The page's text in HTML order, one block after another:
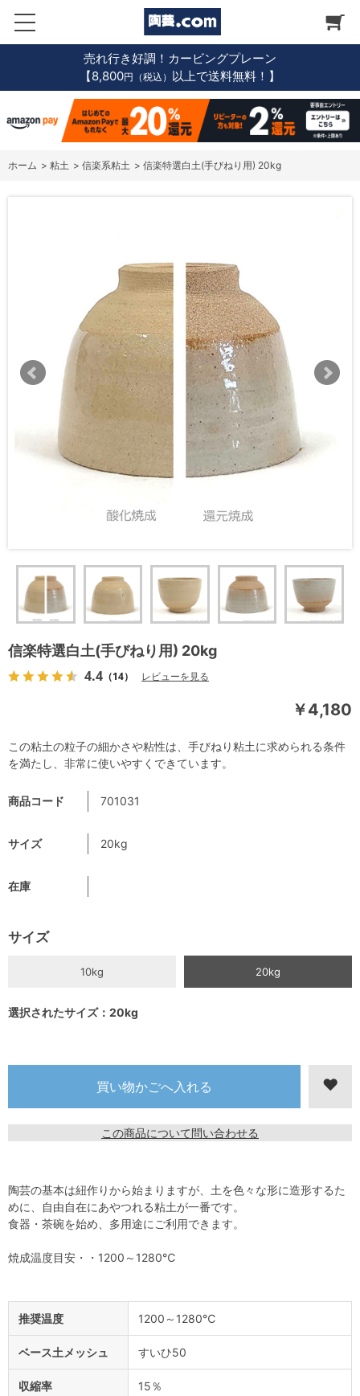
売れ行き好調！カービングプレーン
【8,800円（税込） 以上で送料無料！】
ホーム > 粘土 > 信楽系粘土 > 信楽特選白土(手びねり用) 20kg
信楽特選白土(手びねり用) 20kg
4.4 （14） レビューを見る
￥4,180
商品コード 701031
サイズ 20kg
在庫
サイズ
10kg 20kg
選択されたサイズ：20kg
この商品について問い合わせる
この粘土の粒子の細かさや粘性は、手びねり粘土に求められる条件
を満たし、非常に使いやすくできています。
陶芸の基本は紐作りから始まりますが、土を色々な形に造形するた
めに、自由自在にあやつれる粘土が一番です。
食器・茶碗を始め、多用途にご利用できます。
焼成温度目安・・1200～1280℃
推奨温度 1200～1280℃
ベース土メッシュ すいひ50
収縮率 15％